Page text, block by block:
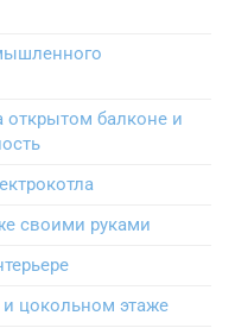
открытом балконе и
своими руками
цокольном этаже